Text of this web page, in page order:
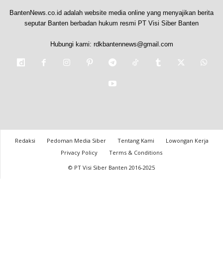
BantenNews.co.id adalah website media online yang menyajikan berita
seputar Banten berbadan hukum resmi PT Visi Siber Banten
Hubungi kami: rdkbantennews@gmail.com
Redaksi Pedoman Media Siber Tentang Kami
Lowongan Kerja
Privacy Policy
Terms & Conditions
© PT Visi Siber Banten 2016-2025